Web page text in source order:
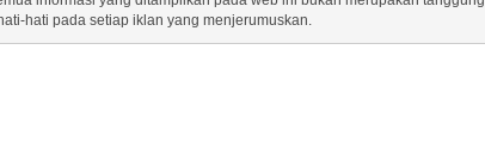
hati pada setiap iklan yang menjerumuskan.